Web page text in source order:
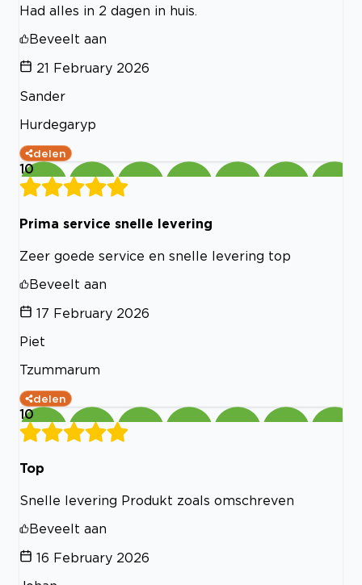
Had alles in 2 dagen in huis.
Beveelt aan
21 February 2026
Sander
Hurdegaryp
delen
10
Prima service snelle levering
Zeer goede service en snelle levering top
Beveelt aan
17 February 2026
Piet
Tzummarum
delen
10
Top
Snelle levering Produkt zoals omschreven
Beveelt aan
16 February 2026